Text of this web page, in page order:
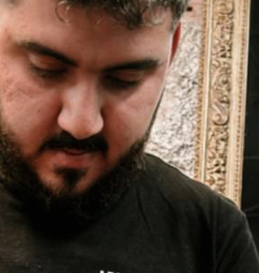
2023 - 24
2023
2022 - 23
2021
2020-2021
2021